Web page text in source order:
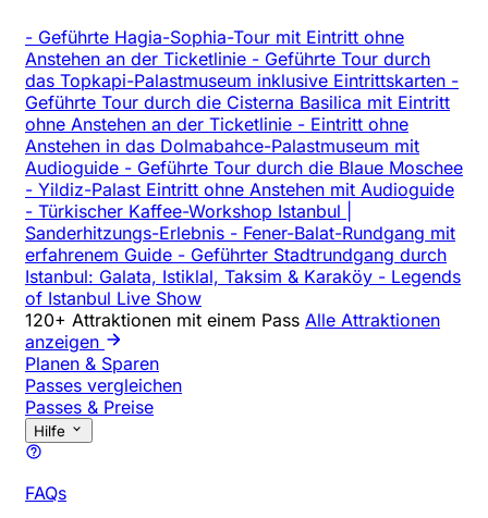
- Geführte Hagia-Sophia-Tour mit Eintritt ohne
Anstehen an der Ticketlinie - Geführte Tour durch
das Topkapi-Palastmuseum inklusive Eintrittskarten -
Geführte Tour durch die Cisterna Basilica mit Eintritt
ohne Anstehen an der Ticketlinie - Eintritt ohne
Anstehen in das Dolmabahce-Palastmuseum mit
Audioguide - Geführte Tour durch die Blaue Moschee
- Yildiz-Palast Eintritt ohne Anstehen mit Audioguide
- Türkischer Kaffee-Workshop Istanbul |
Sanderhitzungs-Erlebnis - Fener-Balat-Rundgang mit
erfahrenem Guide - Geführter Stadtrundgang durch
Istanbul: Galata, Istiklal, Taksim & Karaköy - Legends
of Istanbul Live Show
120+ Attraktionen mit einem Pass Alle Attraktionen
anzeigen
Planen & Sparen
Passes vergleichen
Passes & Preise
Hilfe
FAQs